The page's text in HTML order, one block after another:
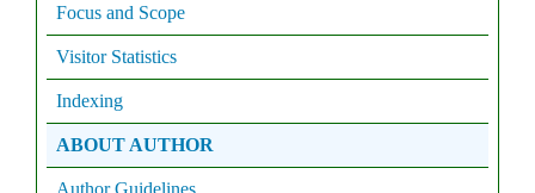
Focus and Scope
Visitor Statistics
Indexing
ABOUT AUTHOR
Author Guidelines